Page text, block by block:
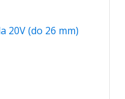
20V (do 26 mm)